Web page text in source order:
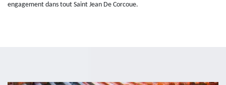
engagement dans tout Saint Jean De Corcoue.